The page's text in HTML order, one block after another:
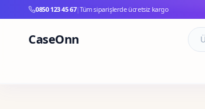
0850 123 45 67|Tüm siparişlerde ücretsiz kargo
CaseOnn